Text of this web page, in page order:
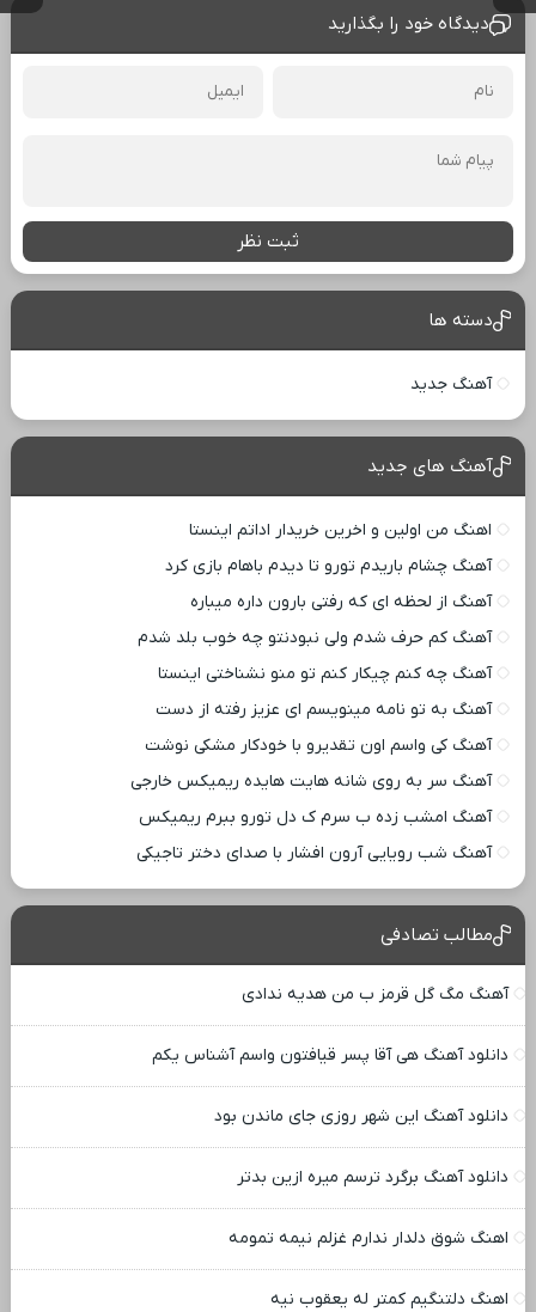
دیدگاه خود را بگذارید
ثبت نظر
دسته ها
آهنگ جدید
آهنگ های جدید
اهنگ من اولین و اخرین خریدار اداتم اینستا
آهنگ چشام باریدم تورو تا دیدم باهام بازی کرد
آهنگ از لحظه ای که رفتی بارون داره میباره
آهنگ کم حرف شدم ولی نبودنتو چه خوب بلد شدم
آهنگ چه کنم چیکار کنم تو منو نشناختی اینستا
آهنگ به تو نامه مینویسم ای عزیز رفته از دست
آهنگ کی واسم اون تقدیرو با خودکار مشکی نوشت
آهنگ سر به روی شانه هایت هایده ریمیکس خارجی
آهنگ امشب زده ب سرم ک دل تورو ببرم ریمیکس
آهنگ شب رویایی آرون افشار با صدای دختر تاجیکی
مطالب تصادفی
آهنگ مگ گل قرمز ب من هدیه ندادی
دانلود آهنگ هی آقا پسر قیافتون واسم آشناس یکم
دانلود آهنگ این شهر روزی جای ماندن بود
دانلود آهنگ برگرد ترسم میره ازین بدتر
اهنگ شوق دلدار ندارم غزلم نیمه تمومه
اهنگ دلتنگیم کمتر له یعقوب نیه